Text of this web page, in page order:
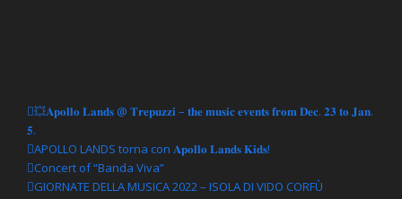
💥𝐀𝐩𝐨𝐥𝐥𝐨 𝐋𝐚𝐧𝐝𝐬 @ 𝐓𝐫𝐞𝐩𝐮𝐳𝐳𝐢 – 𝐭𝐡𝐞 𝐦𝐮𝐬𝐢𝐜 𝐞𝐯𝐞𝐧𝐭𝐬 𝐟𝐫𝐨𝐦 𝐃𝐞𝐜. 𝟐𝟑 𝐭𝐨 𝐉𝐚𝐧.
𝟓.
APOLLO LANDS torna con 𝐀𝐩𝐨𝐥𝐥𝐨 𝐋𝐚𝐧𝐝𝐬 𝐊𝐢𝐝𝐬!
Concert of “Banda Viva”
GIORNATE DELLA MUSICA 2022 – ISOLA DI VIDO CORFÙ